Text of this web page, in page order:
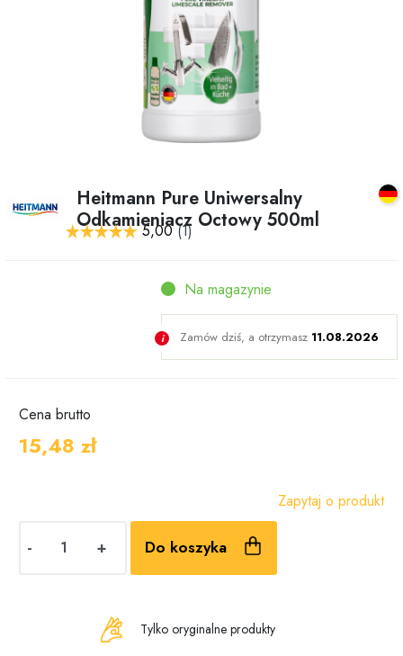
Heitmann Pure Uniwersalny
Odkamieniacz Octowy 500ml
Na magazynie
Zamów dziś, a otrzymasz 11.08.2026
Cena brutto
15,48 zł
Zapytaj o produkt
- + Do koszyka
Tylko oryginalne produkty